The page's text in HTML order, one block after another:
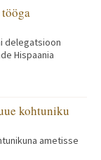
delegatsioon
Hispaania
kohtuniku
ametisse